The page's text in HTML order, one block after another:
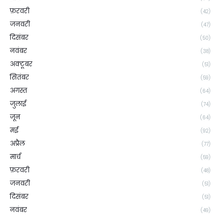
फ़रवरी (42)
जनवरी (47)
दिसंबर (50)
नवंबर (38)
अक्टूबर (51)
सितंबर (59)
अगस्त (64)
जुलाई (74)
जून (64)
मई (92)
अप्रैल (77)
मार्च (59)
फ़रवरी (48)
जनवरी (51)
दिसंबर (51)
नवंबर (49)